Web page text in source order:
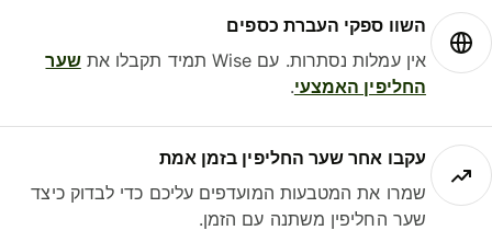
השוו ספקי העברת כספים
אין עמלות נסתרות. עם Wise תמיד תקבלו את
שער
החליפין האמצעי.
עקבו אחר שער החליפין בזמן אמת
שמרו את המטבעות המועדפים עליכם כדי לבדוק כיצד
שער החליפין משתנה עם הזמן.